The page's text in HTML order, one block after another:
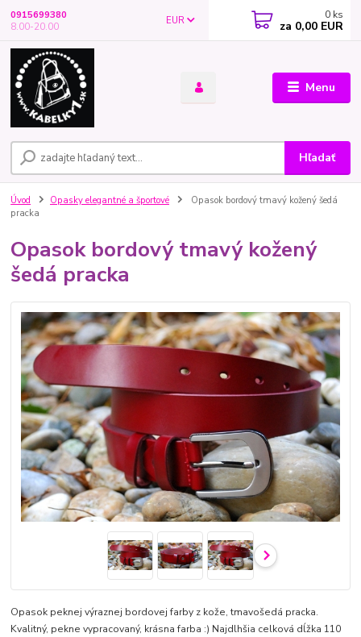
Menu
EUR
Hľadať
0915699380
8.00-20.00
0 ks
za 0,00 EUR
Úvod Opasky elegantné a športové
Opasok bordový tmavý kožený šedá
pracka
Opasok bordový tmavý kožený
šedá pracka
Opasok peknej výraznej bordovej farby z kože, tmavošedá pracka.
Kvalitný, pekne vypracovaný, krásna farba :) Najdlhšia celková dĺžka 110